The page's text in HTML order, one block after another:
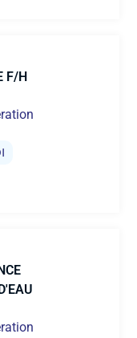
F/H